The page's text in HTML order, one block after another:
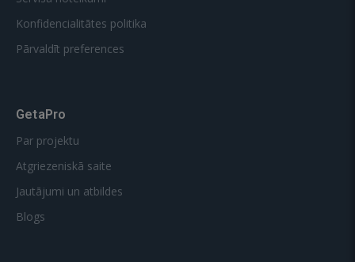
Konfidencialitātes politika
Pārvaldīt preferences
GetaPro
Par projektu
Atgriezeniskā saite
Jautājumi un atbildes
Blogs